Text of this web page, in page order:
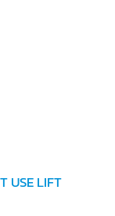
USE LIFT